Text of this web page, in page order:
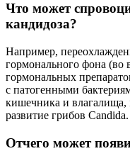
Что может
кандидоза?
Например,
гормонального фона (во
гормональных
с патогенными
кишечника и влагалища,
развитие грибов Candida.
Отчего может